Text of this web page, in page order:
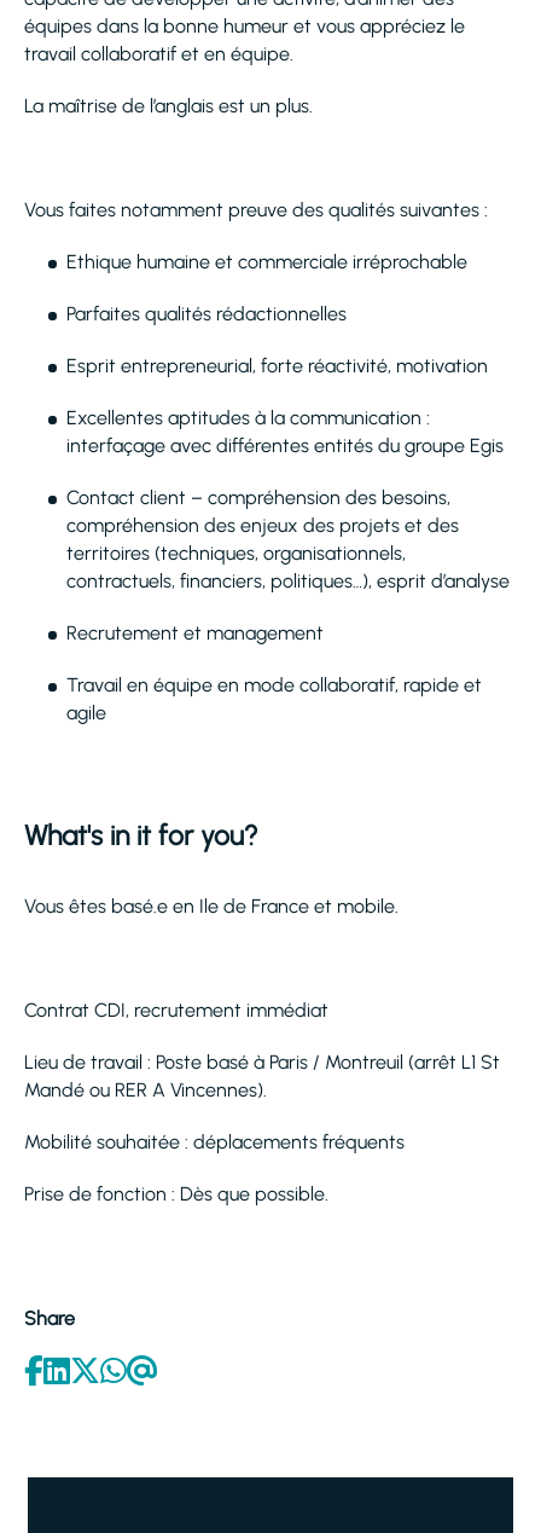
équipes dans la bonne humeur et vous appréciez le
travail collaboratif et en équipe.
La maîtrise de l’anglais est un plus.
Vous faites notamment preuve des qualités suivantes :
Ethique humaine et commerciale irréprochable
Parfaites qualités rédactionnelles
Esprit entrepreneurial, forte réactivité, motivation
Excellentes aptitudes à la communication :
interfaçage avec différentes entités du groupe Egis
Contact client – compréhension des besoins,
compréhension des enjeux des projets et des
territoires (techniques, organisationnels,
contractuels, financiers, politiques…), esprit d’analyse
Recrutement et management
Travail en équipe en mode collaboratif, rapide et
agile
What's in it for you?
Vous êtes basé.e en Ile de France et mobile.
Contrat CDI, recrutement immédiat
Lieu de travail : Poste basé à Paris / Montreuil (arrêt L1 St
Mandé ou RER A Vincennes).
Mobilité souhaitée : déplacements fréquents
Prise de fonction : Dès que possible.
Share